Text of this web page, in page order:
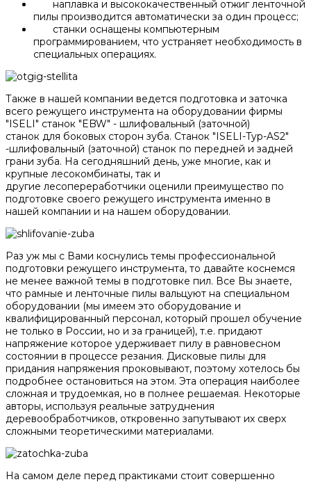
наплавка и высококачественный отжиг ленточной
пилы производится автоматически за один процесс;
станки оснащены компьютерным
программированием, что устраняет необходимость в
специальных операциях.
Также в нашей компании ведется подготовка и заточка
всего режущего инструмента на оборудовании фирмы
"ISELI" станок "EBW" - шлифовальный (заточной)
станок для боковых сторон зуба. Станок "ISELI-Typ-AS2"
-шлифовальный (заточной) станок по передней и задней
грани зуба. На сегодняшний день, уже многие, как и
крупные лесокомбинаты, так и
другие лесопереработчики оценили преимущество по
подготовке своего режущего инструмента именно в
нашей компании и на нашем оборудовании.
Раз уж мы с Вами коснулись темы профессиональной
подготовки режущего инструмента, то давайте коснемся
не менее важной темы в подготовке пил. Все Вы знаете,
что рамные и ленточные пилы вальцуют на специальном
оборудовании (мы имеем это оборудование и
квалифицированный персонал, который прошел обучение
не только в России, но и за границей), т.е. придают
напряжение которое удерживает пилу в равновесном
состоянии в процессе резания. Дисковые пилы для
придания напряжения проковывают, поэтому хотелось бы
подробнее остановиться на этом. Эта операция наиболее
сложная и трудоемкая, но в полнее решаемая. Некоторые
авторы, используя реальные затруднения
деревообработчиков, откровенно запутывают их сверх
сложными теоретическими материалами.
На самом деле перед практиками стоит совершенно